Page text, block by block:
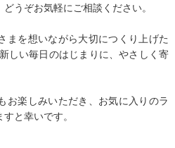
うぞお気軽にご相談ください。
まを想いながら大切につくり上げた
新しい毎日のはじまりに、やさしく寄
お楽しみいただき、 お気に入りのラ
と幸いです。